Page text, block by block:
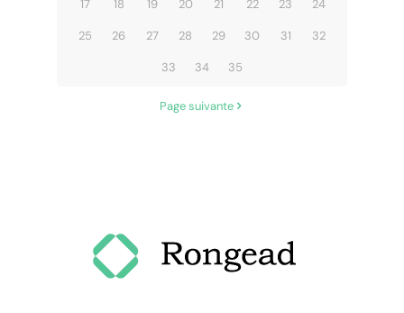
17 18 19 20 21 22 23 24
25 26 27 28 29 30 31 32
33 34 35
Page suivante